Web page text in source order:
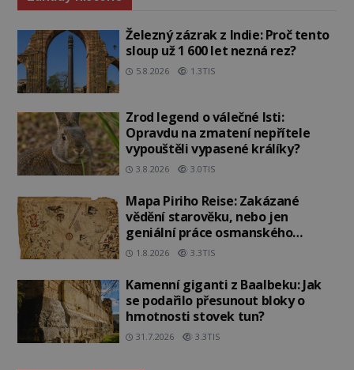
Železný zázrak z Indie: Proč tento
sloup už 1 600 let nezná rez?
5.8.2026 1.3TIS
Zrod legend o válečné lsti:
Opravdu na zmatení nepřítele
vypouštěli vypasené králíky?
3.8.2026 3.0TIS
Mapa Piriho Reise: Zakázané
vědění starověku, nebo jen
geniální práce osmanského
admirála?
1.8.2026 3.3TIS
Kamenní giganti z Baalbeku: Jak
se podařilo přesunout bloky o
hmotnosti stovek tun?
31.7.2026 3.3TIS